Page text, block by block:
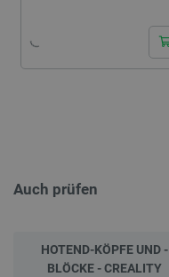
Auch prüfen
HOTEND-KÖPFE UND -
BLÖCKE - CREALITY